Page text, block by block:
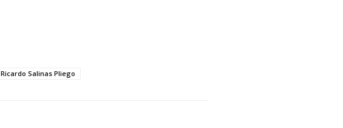
Ricardo Salinas Pliego